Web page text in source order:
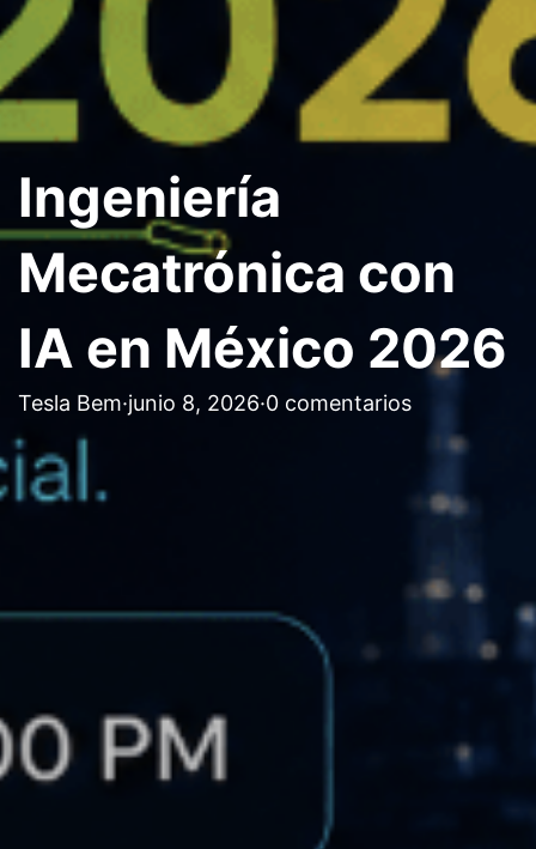
Ingeniería
Mecatrónica con
IA en México 2026
Tesla Bem·junio 8, 2026·0 comentarios